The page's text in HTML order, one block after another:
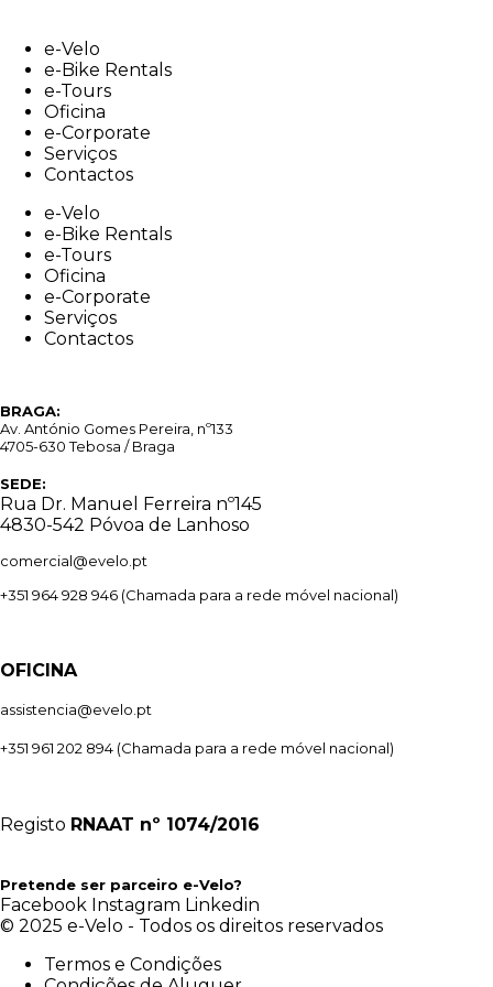
contente-Velo
e-Bike Rentals
e-Tours
Oficina
e-Corporate
Serviços
Contactos
e-Velo
e-Bike Rentals
e-Tours
Oficina
e-Corporate
Serviços
Contactos
BRAGA:
Av. António Gomes Pereira, nº133
4705-630 Tebosa / Braga
SEDE:
Rua Dr. Manuel Ferreira nº145
4830-542 Póvoa de Lanhoso
comercial@evelo.pt
+351 964 928 946 (Chamada para a rede móvel nacional)
OFICINA
assistencia@evelo.pt
+351 961 202 894 (Chamada para a rede móvel nacional)
Registo RNAAT nº 1074/2016
Pretende ser parceiro e-Velo?
Facebook Instagram Linkedin
© 2025 e-Velo - Todos os direitos reservados
Termos e Condições